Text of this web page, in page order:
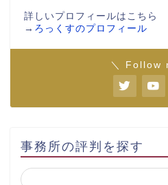
詳しいプロフィールはこちら
→ ろっくすのプロフィール
＼ Follow
事務所の評判を探す